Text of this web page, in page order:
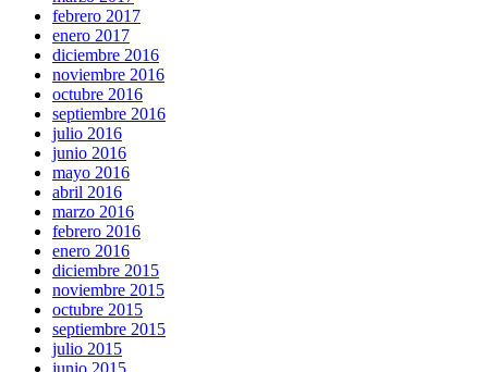
febrero 2017
enero 2017
diciembre 2016
noviembre 2016
octubre 2016
septiembre 2016
julio 2016
junio 2016
mayo 2016
abril 2016
marzo 2016
febrero 2016
enero 2016
diciembre 2015
noviembre 2015
octubre 2015
septiembre 2015
julio 2015